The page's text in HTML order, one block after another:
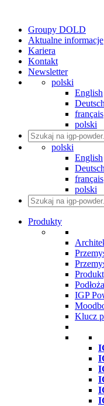
Groupy DOLD
Aktualne informacje
Kariera
Kontakt
Newsletter
polski
English
Deutsch
français
polski
polski
English
Deutsch
français
polski
Produkty
IGP
Klucz